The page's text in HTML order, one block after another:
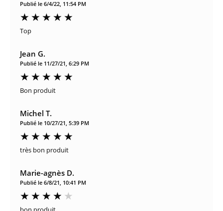
Publié le 6/4/22, 11:54 PM
Top
Jean G.
Publié le 11/27/21, 6:29 PM
Bon produit
Michel T.
Publié le 10/27/21, 5:39 PM
très bon produit
Marie-agnès D.
Publié le 6/8/21, 10:41 PM